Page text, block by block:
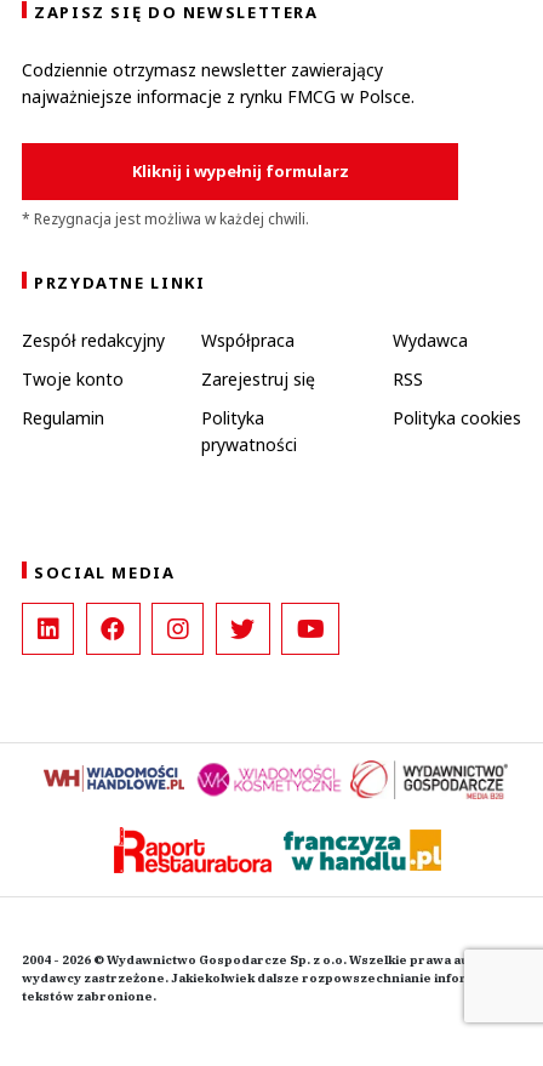
ZAPISZ SIĘ DO NEWSLETTERA
Codziennie otrzymasz newsletter zawierający
najważniejsze informacje z rynku FMCG w Polsce.
Kliknij i wypełnij formularz
* Rezygnacja jest możliwa w każdej chwili.
PRZYDATNE LINKI
Zespół redakcyjny Współpraca
Wydawca
Twoje konto
Zarejestruj się
RSS
Regulamin
Polityka
prywatności
Polityka cookies
SOCIAL MEDIA
2004 - 2026 © Wydawnictwo Gospodarcze Sp. z o.o. Wszelkie prawa autorskie
wydawcy zastrzeżone. Jakiekolwiek dalsze rozpowszechnianie informacji i
tekstów zabronione.